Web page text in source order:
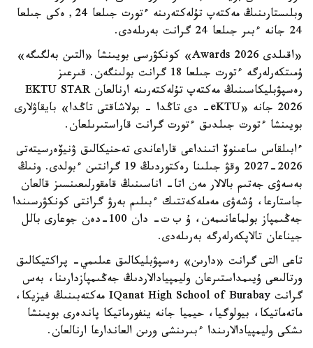
وبلىستارىنىڭ مەكتەپ تۇلەكتەرىنە ءتورت جىلعا 24, ەكى جىلعا
24 جانە ءبىر جىلعا 24 گرانت بەرىلەدى.
«اقىلدى Awards 2026» كونكۋرسى بويىنشا «التىن بەلگىگە»
ۇمىتكەرلەرگە ءتورت جىلعا 18 گرانت بولىنگەن. قىرعىز
رەسپۋبليكاسىنىڭ مەكتەپ تۇلەكتەرىنە ارنالعان EKTU STAR
2026 جانە «eKTU- دى تاڭدا - بولاشاقتى تاڭدا» بايقاۋلارى
بويىنشا ءتورت جىلدىق ءتورت گرانت قاراستىرىلعان.
ءابىلقاس ساعىنوۆ اتىنداعى قاراعاندى تەحنيكالىق ۋنيۆەرسيتەتى
2026-2027 وقۋ جىلىنا رەكتوردىڭ 19 گرانتىن ءبولدى. ونىڭ
بەسەۋى جەتىم بالالار مەن اتا- اناسىنىڭ قامقورلىعىنسىز قالعان
جاستارعا، ۇشەۋى مەملەكەتتىك ءبىلىم بەرۋ گرانتى كونكۋرسىندا
جەڭىمپاز بولماعانىمەن، ۇ ب ت- دان 100-دەن جوعارى بالل
جيناعان تالاپكەرلەرگە بەرىلەدى.
تاعى التى گرانت «دارىن» رەسپۋبليكالىق عىلىمي- پراكتيكالىق
ورتالىعى ۇيىمداستىرعان وليمپيادالاردىڭ جەڭىمپازدارىنا، بەس
گرانت IQanat High School of Burabay مەكتەبىنىڭ فيزيكا،
ماتەماتيكا، بيولوگيا، حيميا جانە ينفورماتيكا پاندەرى بويىنشا
ىشكى وليمپيادالارىندا ءبىرىنشى ورىن العاندارعا ارنالعان.